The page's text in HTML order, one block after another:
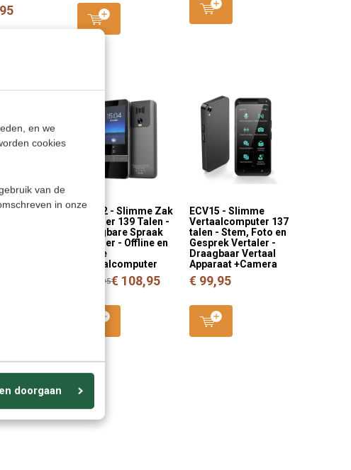
en we
cookies
van de
in onze
doorgaan
M3
ECV12 - Slimme Zak
Vertaler 139 Talen -
Draagbare Spraak
Vertaler - Offline en
Online
Vertaalcomputer
€ 118,95€ 108,95
ECV15 - Slimme
Vertaalcomputer 137
talen - Stem, Foto en
Gesprek Vertaler -
Draagbaar Vertaal
Apparaat +Camera
€ 99,95